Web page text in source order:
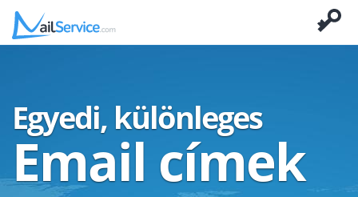
Egyedi, különleges
Email címek